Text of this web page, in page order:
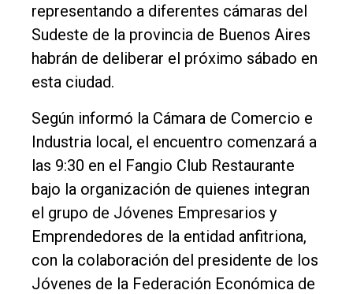
Int.
General
Política
Entrevistas
Rural
Deportes
Fúnebres
Edición
Empresa
representando a diferentes cámaras del
Sudeste de la provincia de Buenos Aires
habrán de deliberar el próximo sábado en
esta ciudad.
Según informó la Cámara de Comercio e
Industria local, el encuentro comenzará a
las 9:30 en el Fangio Club Restaurante
bajo la organización de quienes integran
el grupo de Jóvenes Empresarios y
Emprendedores de la entidad anfitriona,
con la colaboración del presidente de los
Jóvenes de la Federación Económica de